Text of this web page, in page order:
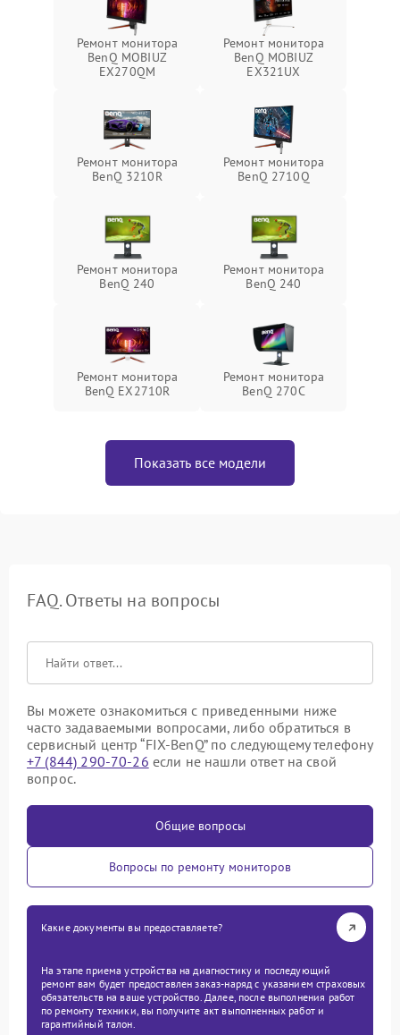
Ремонт монитора
BenQ MOBIUZ
EX270QM
Ремонт монитора
BenQ MOBIUZ
EX321UX
Ремонт монитора
BenQ 3210R
Ремонт монитора
BenQ 2710Q
Ремонт монитора
BenQ 240
Ремонт монитора
BenQ 240
Ремонт монитора
BenQ EX2710R
Ремонт монитора
BenQ 270C
Показать все модели
FAQ. Ответы на вопросы
Вы можете ознакомиться с приведенными ниже
часто задаваемыми вопросами, либо обратиться в
сервисный центр “FIX-BenQ” по следующему телефону
+7 (844) 290-70-26 если не нашли ответ на свой
вопрос.
Общие вопросы
Вопросы по ремонту мониторов
Какие документы вы предоставляете?
На этапе приема устройства на диагностику и последующий
ремонт вам будет предоставлен заказ-наряд с указанием страховых
обязательств на ваше устройство. Далее, после выполнения работ
по ремонту техники, вы получите акт выполненных работ и
гарантийный талон.